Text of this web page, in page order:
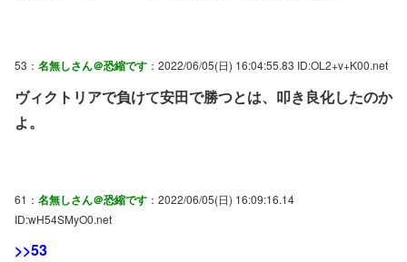
53： 名無しさん＠恐縮です ：2022/06/05(日) 16:04:55.83 ID:OL2+v+K00.net
ヴィクトリアで負けて安田で勝つとは、叩き良化したのか
よ。
61： 名無しさん＠恐縮です ：2022/06/05(日) 16:09:16.14
ID:wH54SMyO0.net
>>53